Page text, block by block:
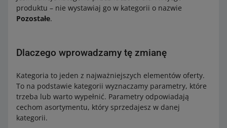
waga paczki (rzeczywista lub gabarytowa) –
maksymalnie 20 kg
suma wysokości oraz obwodu (2x długość + 2x
szerokość) – maksymalnie 300 cm.
produktu – nie wystawiaj go w kategorii o nazwie
Pozostałe.
Dlaczego wprowadzamy tę zmianę
Kategoria to jeden z najważniejszych elementów oferty.
To na podstawie kategorii wyznaczamy parametry, które
trzeba lub warto wypełnić. Parametry odpowiadają
cechom asortymentu, który sprzedajesz w danej
kategorii.